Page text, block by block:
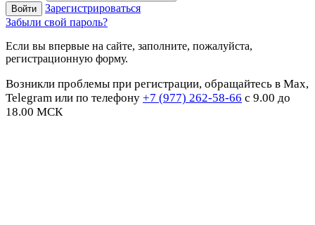
Зарегистрироваться
Забыли свой пароль?
Если вы впервые на сайте, заполните, пожалуйста,
регистрационную форму.
Возникли проблемы при регистрации, обращайтесь в Max,
Telegram или по телефону +7 (977) 262-58-66 с 9.00 до
18.00 МСК